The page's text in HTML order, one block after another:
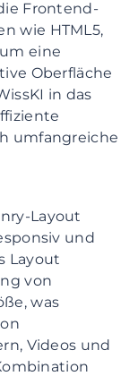
Frontend-
wie HTML5,
eine
Oberfläche
in das
umfangreiche
Layout
und
Layout
von
was
Videos und